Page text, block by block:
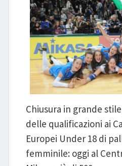
Chiusura in grande
delle qualificazioni ai
Europei Under 18 di
femminile: oggi al